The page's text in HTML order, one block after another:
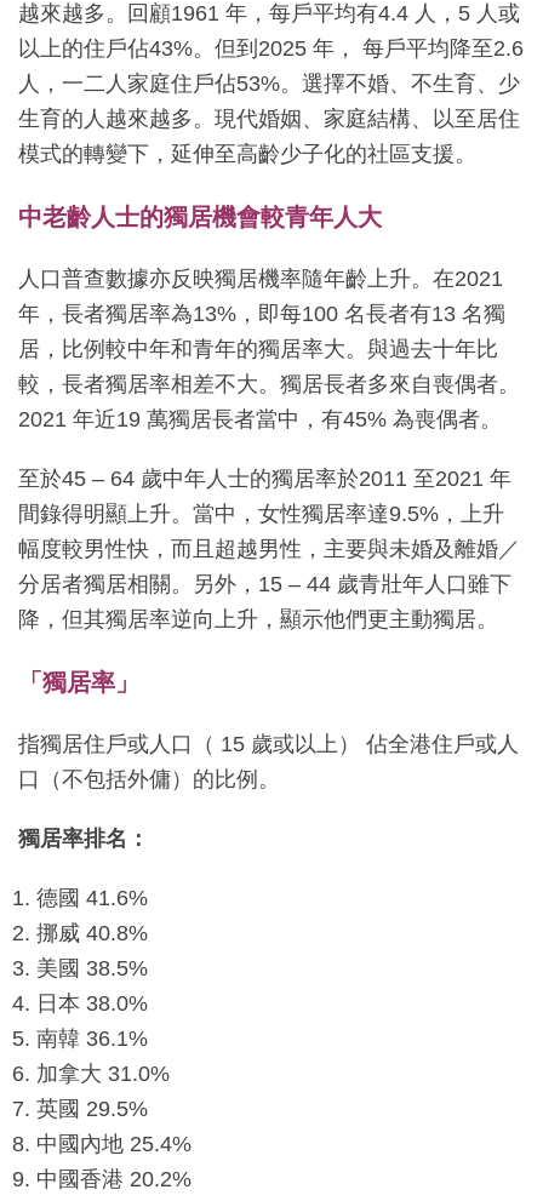
越來越多。回顧1961 年，每戶平均有4.4 人，5 人或
以上的住戶佔43%。但到2025 年， 每戶平均降至2.6
人，一二人家庭住戶佔53%。選擇不婚、不生育、少
生育的人越來越多。現代婚姻、家庭結構、以至居住
模式的轉變下，延伸至高齡少子化的社區支援。
中老齡人士的獨居機會較青年人大
人口普查數據亦反映獨居機率隨年齡上升。在2021
年，長者獨居率為13%，即每100 名長者有13 名獨
居，比例較中年和青年的獨居率大。與過去十年比
較，長者獨居率相差不大。獨居長者多來自喪偶者。
2021 年近19 萬獨居長者當中，有45% 為喪偶者。
至於45 – 64 歲中年人士的獨居率於2011 至2021 年
間錄得明顯上升。當中，女性獨居率達9.5%，上升
幅度較男性快，而且超越男性，主要與未婚及離婚／
分居者獨居相關。另外，15 – 44 歲青壯年人口雖下
降，但其獨居率逆向上升，顯示他們更主動獨居。
「獨居率」
指獨居住戶或人口（ 15 歲或以上） 佔全港住戶或人
口（不包括外傭）的比例。
獨居率排名：
德國 41.6%
挪威 40.8%
美國 38.5%
日本 38.0%
南韓 36.1%
加拿大 31.0%
英國 29.5%
中國內地 25.4%
中國香港 20.2%